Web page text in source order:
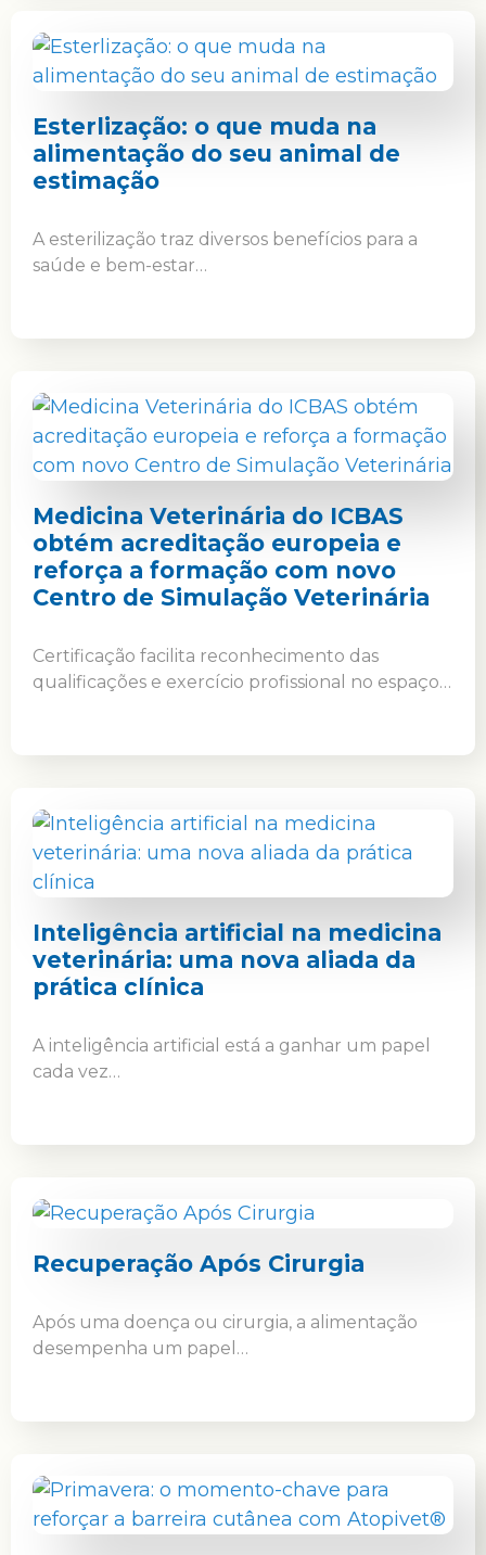
Esterlização: o que muda na
alimentação do seu animal de
estimação
A esterilização traz diversos benefícios para a
saúde e bem-estar…
Medicina Veterinária do ICBAS
obtém acreditação europeia e
reforça a formação com novo
Centro de Simulação Veterinária
Certificação facilita reconhecimento das
qualificações e exercício profissional no espaço…
Inteligência artificial na medicina
veterinária: uma nova aliada da
prática clínica
A inteligência artificial está a ganhar um papel
cada vez…
Recuperação Após Cirurgia
Após uma doença ou cirurgia, a alimentação
desempenha um papel…